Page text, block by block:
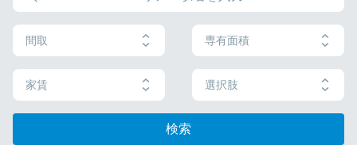
間取 専有面積
家賃 選択肢
検索